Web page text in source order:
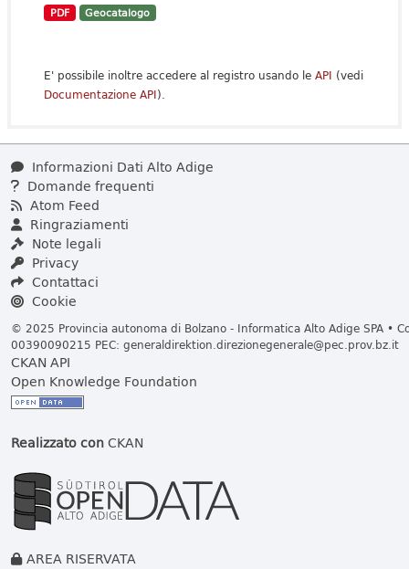
PDF Geocatalogo
E' possibile inoltre accedere al registro usando le API (vedi
Documentazione API).
Informazioni Dati Alto Adige
Domande frequenti
Atom Feed
Ringraziamenti
Note legali
Privacy
Contattaci
Cookie
© 2025 Provincia autonoma di Bolzano - Informatica Alto Adige SPA •
00390090215 PEC: generaldirektion.direzionegenerale@pec.prov.bz.it
CKAN API
Open Knowledge Foundation
Realizzato conCKAN
AREA RISERVATA